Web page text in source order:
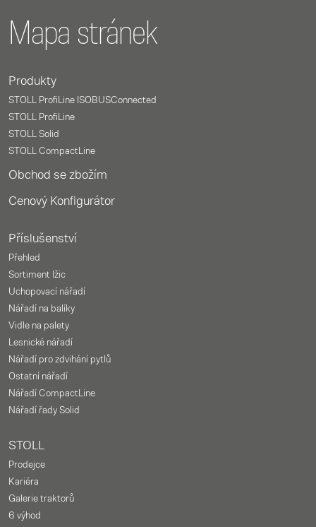
Mapa stránek
Produkty
STOLL ProfiLine ISOBUSConnected
STOLL ProfiLine
STOLL Solid
STOLL CompactLine
Obchod se zbožím
Cenový Konfigurátor
Příslušenství
Přehled
Sortiment lžic
Uchopovací nářadí
Nářadí na balíky
Vidle na palety
Lesnické nářadí
Nářadí pro zdvihání pytlů
Ostatní nářadí
Nářadí CompactLine
Nářadí řady Solid
STOLL
Prodejce
Kariéra
Galerie traktorů
6 výhod